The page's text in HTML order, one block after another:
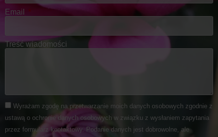
Email
Treść wiadomości
Wyrażam zgodę na przetwarzanie moich danych osobowych zgodnie z
ustawą o ochronie danych osobowych w związku z wysłaniem zapytania
przez formularz kontaktowy. Podanie danych jest dobrowolne, ale